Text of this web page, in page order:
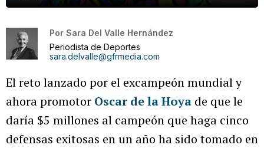
Por Sara Del Valle Hernández
Periodista de Deportes
sara.delvalle@gfrmedia.com
El reto lanzado por el excampeón mundial y
ahora promotor Oscar de la Hoya de que le
daría $5 millones al campeón que haga cinco
defensas exitosas en un año ha sido tomado en